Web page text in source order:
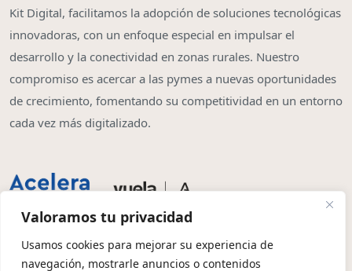
Valoramos tu privacidad
Usamos cookies para mejorar su experiencia de
navegación, mostrarle anuncios o contenidos
Kit Digital, facilitamos la adopción de soluciones tecnológicas
innovadoras, con un enfoque especial en impulsar el
desarrollo y la conectividad en zonas rurales. Nuestro
compromiso es acercar a las pymes a nuevas oportunidades
de crecimiento, fomentando su competitividad en un entorno
cada vez más digitalizado.